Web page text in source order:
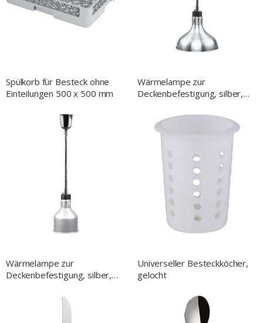
Spülkorb für Besteck ohne
Einteilungen 500 x 500 mm
Wärmelampe zur
Deckenbefestigung, silber,
Wärmelampe zur
Deckenbefestigung, silber,
Universeller Besteckköcher,
gelocht